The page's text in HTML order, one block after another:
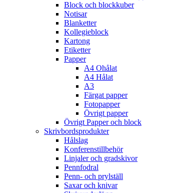
Block och blockkuber
Notisar
Blanketter
Kollegieblock
Kartong
Etiketter
Papper
A4 Ohålat
A4 Hålat
A3
Färgat papper
Fotopapper
Övrigt papper
Övrigt Papper och block
Skrivbordsprodukter
Hålslag
Konferenstillbehör
Linjaler och gradskivor
Pennfodral
Penn- och prylställ
Saxar och knivar